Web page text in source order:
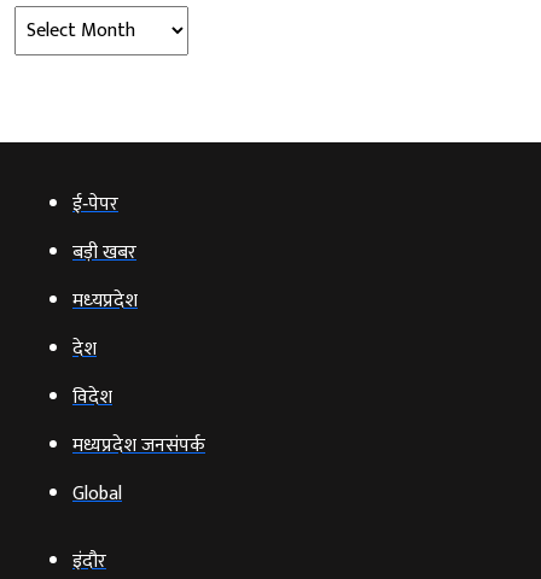
Archives
ई‑पेपर
बड़ी खबर
मध्‍यप्रदेश
देश
विदेश
मध्यप्रदेश जनसंपर्क
Global
इंदौर